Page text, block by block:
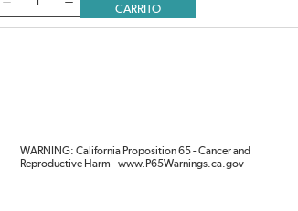
CARRITO
WARNING: California Proposition 65 - Cancer and
Reproductive Harm - www.P65Warnings.ca.gov